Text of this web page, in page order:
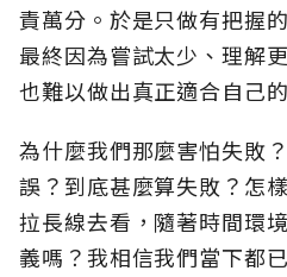
責萬分。於是只做有把握
最終因為嘗試太少、理解
也難以做出真正適合自己
為什麼我們那麼害怕失敗
誤？到底甚麼算失敗？怎
拉長線去看，隨著時間環
義嗎？我相信我們當下都